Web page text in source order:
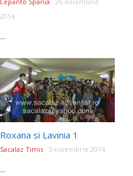
2014
...
Roxana si Lavinia 1
Sacalaz Timis 5 noiembrie 2014
...